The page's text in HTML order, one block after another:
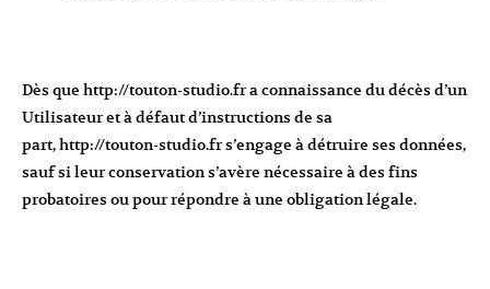
Dès que http://touton-studio.fra connaissance du décès d’un
Utilisateur et à défaut d’instructions de sa
part,http://touton-studio.frs’engage à détruire ses données,
sauf si leur conservation s’avère nécessaire à des fins
probatoires ou pour répondre à une obligation légale.